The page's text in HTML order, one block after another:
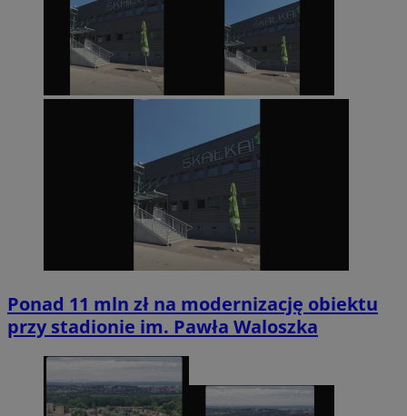
Ponad 11 mln zł na modernizację obiektu
przy stadionie im. Pawła Waloszka